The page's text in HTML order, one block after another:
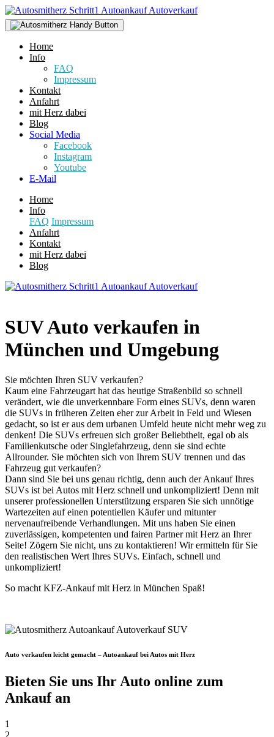
Home
Info
FAQ
Impressum
Kontakt
Anfahrt
mit Herz dabei
Blog
Social Media
Facebook
Instagram
Youtube
E-Mail
Home
Info
FAQ Impressum
Anfahrt
Kontakt
mit Herz dabei
Blog
SUV Auto verkaufen in
München und Umgebung
Sie möchten Ihren SUV verkaufen?
Kaum eine Fahrzeugart hat das heutige Straßenbild so schnell
verändert, wie die unverkennbare Form eines SUVs, denn waren
die SUVs in früheren Zeiten eher zur Arbeit in Feld und Wiesen
gedacht, so ist er aus dem urbanen Umfeld heute nicht mehr weg zu
denken! Die SUVs erfreuen sich großer Beliebtheit, egal ob als
Familienkutsche oder Singlefahrzeug, denn sie sind echte
Allrounder. Sie möchten sich von Ihrem SUV trennen und das
Fahrzeug gut verkaufen?
Dann sind Sie bei uns genau richtig, denn auch der Ankauf Ihres
SUVs ist bei Autos mit Herz schnell und unkompliziert! Denn mit
unserer professionellen Unterstützung ersparen Sie sich unnötige
Wartezeiten auf einen potentiellen Käufer und mitunter
nervenaufreibende Verhandlungen. Mit uns haben Sie einen
zuverlässigen, kompetenten und fairen Partner mit Herz an Ihrer
Seite! Zögern Sie nicht, uns zu kontaktieren! Wir ermitteln für Sie
den realistischen Wert Ihres SUVs. Einfach, schnell und
unkompliziert!
So macht KFZ-Ankauf mit Herz in München Spaß!
Auto verkaufen leicht gemacht – Autoankauf bei Autos mit Herz
Bieten Sie uns Ihr Auto online zum
Ankauf an
1
2